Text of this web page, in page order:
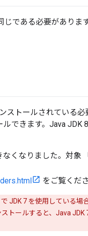
である必要がありま
ストールされている必
できます。Java JDK
くなりました。対象
をご覧くださ
JDK 7 を使用している場
トールすると、Java JDK